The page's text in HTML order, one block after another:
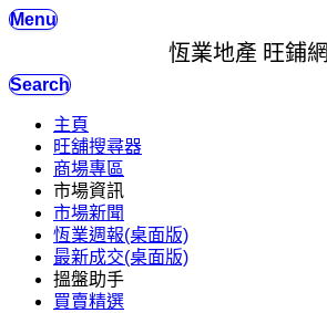
Menu
恆業地產 旺鋪網
Search
主頁
旺舖搜尋器
商場專區
市場資訊
市場新聞
恆業週報(桌面版)
最新成交(桌面版)
搵盤助手
買賣精選